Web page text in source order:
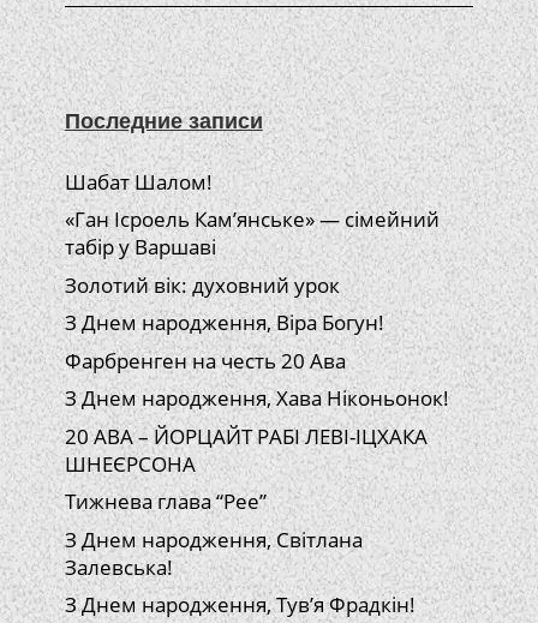
Последние записи
Шабат Шалом!
«Ган Ісроель Кам’янське» — сімейний
табір у Варшаві
Золотий вік: духовний урок
З Днем народження, Віра Богун!
Фарбренген на честь 20 Ава
З Днем народження, Хава Ніконьонок!
20 АВА – ЙОРЦАЙТ РАБІ ЛЕВІ-ІЦХАКА
ШНЕЄРСОНА
Тижнева глава “Рее”
З Днем народження, Світлана
Залевська!
З Днем народження, Тув’я Фрадкін!